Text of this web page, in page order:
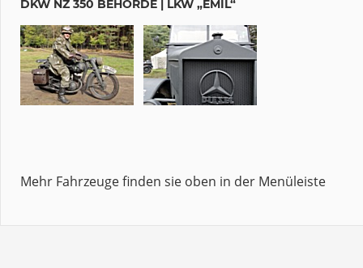
DKW NZ 350 BEHÖRDE | LKW „EMIL“
Mehr Fahrzeuge finden sie oben in der Menüleiste